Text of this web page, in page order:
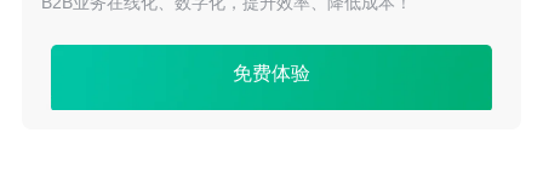
免费体验